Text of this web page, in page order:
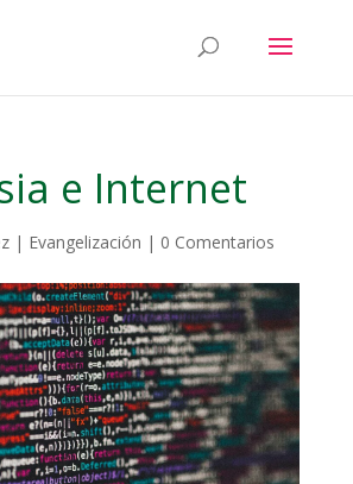
e Internet
| Evangelización | 0 Comentarios